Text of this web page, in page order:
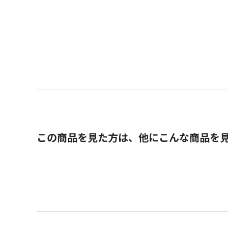
この商品を見た方は、他にこんな商品を